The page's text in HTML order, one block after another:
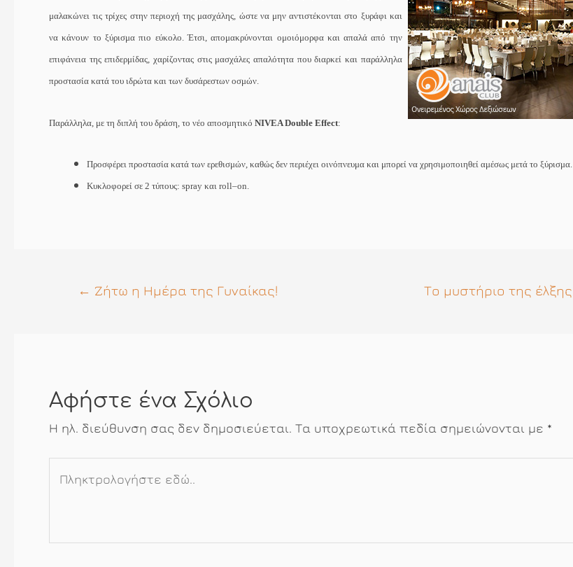
μαλακώνει τις τρίχες στην περιοχή της μασχάλης, ώστε να μην αντιστέκονται στο ξυράφι και
να κάνουν το ξύρισμα πιο εύκολο. Έτσι, απομακρύνονται ομοιόμορφα και απαλάαπό την
επιφάνεια της επιδερμίδας, χαρίζοντας στις μασχάλες απαλότητα που διαρκεί και παράλληλα
προστασία κατά του ιδρώτα και των δυσάρεστων οσμών.
Παράλληλα, με τη διπλή του δράση, το νέο αποσμητικό NIVEA Double Effect:
Προσφέρει προστασία κατά των ερεθισμών, καθώς δεν περιέχει οινόπνευμα και μπορεί να χρησιμοποιηθεί αμέσως μετά το ξύρισμα.
Κυκλοφορεί σε 2 τύπους: spray και roll–on.
Πλοήγηση
← Ζήτω η Ημέρα της Γυναίκας! Το μυστήριο της έλξης
Αφήστε ένα Σχόλιο
Η ηλ. διεύθυνση σας δεν δημοσιεύεται. Τα υποχρεωτικά πεδία σημειώνονται με *